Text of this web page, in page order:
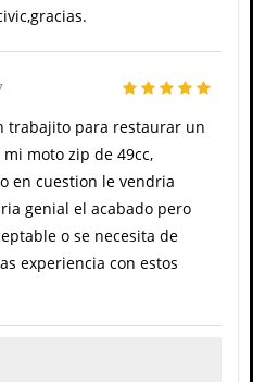
trabajito para restaurar un
moto zip de 49cc,
en cuestion le vendria
genial el acabado pero
o se necesita de
experiencia con estos